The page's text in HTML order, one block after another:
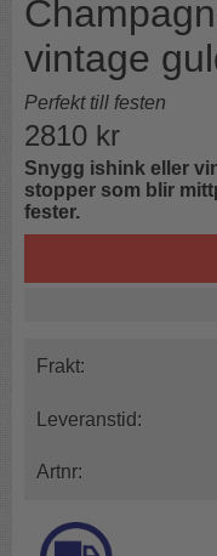
vintage
Perfekt till festen
2810 kr
Snygg ishink eller
stopper som blir
fester.
Frakt:
Leveranstid:
Artnr: